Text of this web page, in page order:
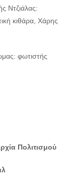
Ντζιάλας:
κιθάρα, Χάρης
φωτιστής
Πολιτισμού